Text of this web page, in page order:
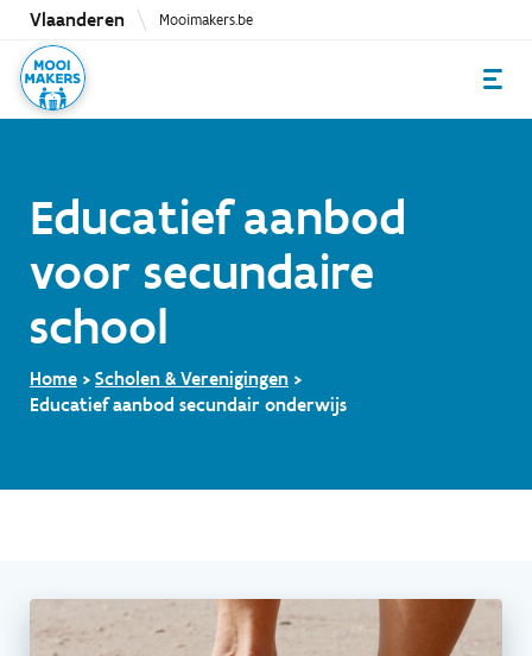
Overslaan
naar
inhoud
Vlaanderen Mooimakers.be
Educatief aanbod
voor secundaire
school
Home
Scholen & Verenigingen
Educatief aanbod secundair onderwijs